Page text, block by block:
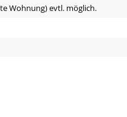
Wohnung) evtl. möglich.